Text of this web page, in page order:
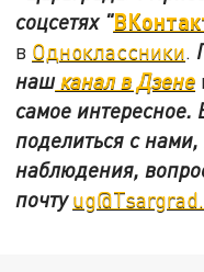
соцсетях "
в Одноклассники.
нашканал в Дзене
самое интересное.
поделиться с
наблюдения,
почту